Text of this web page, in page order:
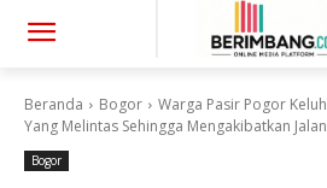
Beranda Bogor
Warga Pasir Pogor
Yang Melintas Sehingga Mengakibatkan
Bogor